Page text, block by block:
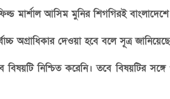
ফিল্ড মার্শাল আসিম মুনির শিগগিরই
অগ্রাধিকার দেওয়া হবে বলে সূত্র
বিষয়টি নিশ্চিত করেনি। তবে বিষয়টির